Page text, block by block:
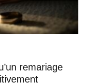
remariage